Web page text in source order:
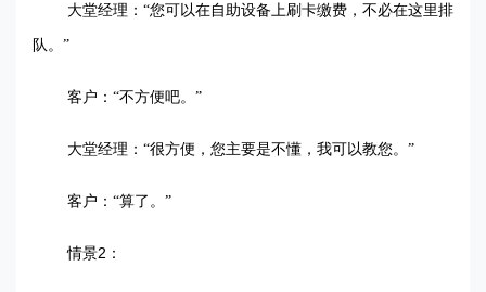
大堂经理：“您可以在自助设备上刷卡缴费，不必在这里排
队。”
客户：“不方便吧。”
大堂经理：“很方便，您主要是不懂，我可以教您。”
客户：“算了。”
情景2 ：